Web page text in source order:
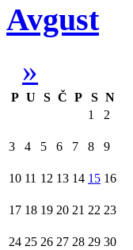
Avgust
»
P U S Č P S N
1
2
3 4 5 6 7 8 9
10 11 12 13 14 15 16
17 18 19 20 21 22 23
24 25 26 27 28 29 30